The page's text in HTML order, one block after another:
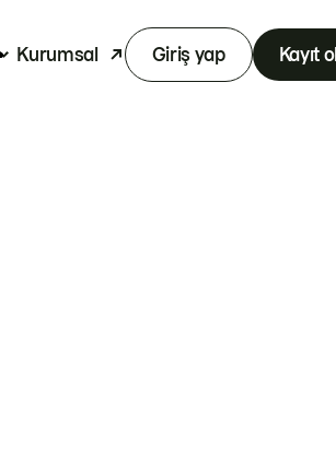
Kurumsal Giriş yap Kayıt ol